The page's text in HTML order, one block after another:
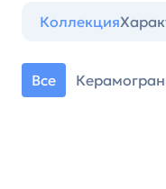
Коллекция
Все